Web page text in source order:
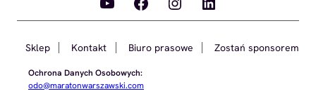
Sklep Kontakt Biuro prasowe Zostań sponsorem
Ochrona Danych Osobowych:
odo@maratonwarszawski.com